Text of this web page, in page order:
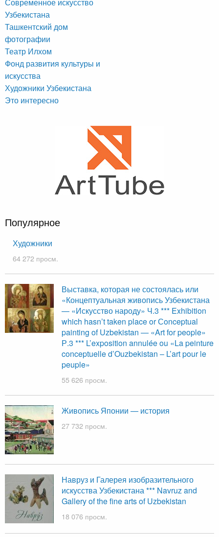
Современное искусство
Узбекистана
Ташкентский дом
фотографии
Театр Илхом
Фонд развития культуры и
искусства
Художники Узбекистана
Это интересно
Популярное
Художники
64 272 просм.
Выставка, которая не состоялась или
«Концептуальная живопись Узбекистана
— «Искусство народу» Ч.3 *** Exhibition
which hasn’t taken place or Сonceptual
painting of Uzbekistan — «Art for people»
Р.3 *** L’exposition annulée ou «La peinture
conceptuelle d’Ouzbekistan – L’art pour le
peuple»
55 626 просм.
Живопись Японии — история
27 732 просм.
Навруз и Галерея изобразительного
искусства Узбекистана *** Navruz and
Gallery of the fine arts of Uzbekistan
18 076 просм.